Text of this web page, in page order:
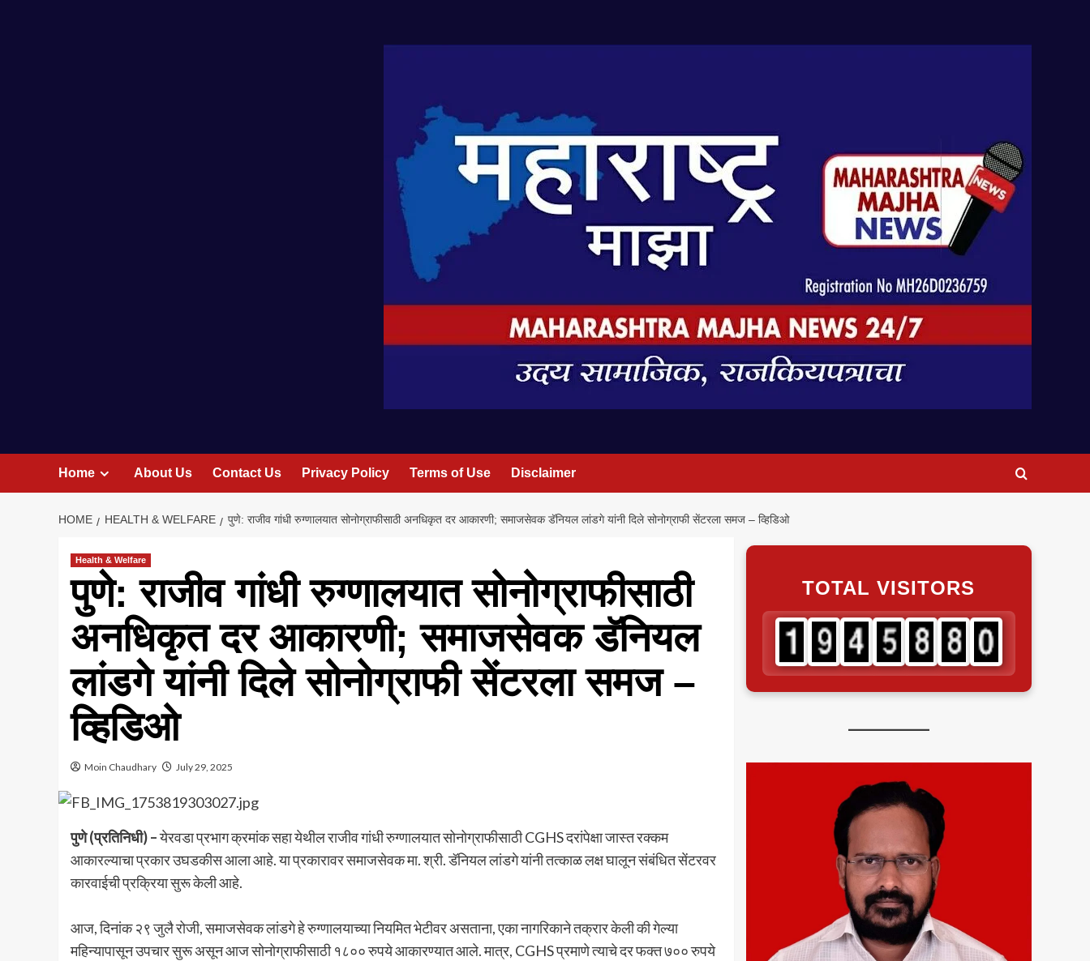
Home About Us Contact Us Privacy Policy Terms of Use Disclaimer
HOME HEALTH & WELFARE पुणे: राजीव गांधी रुग्णालयात सोनोग्राफीसाठी अनधिकृत दर आकारणी; समाजसेवक डॅनियल लांडगे यांनी दिले सोनोग्राफी सेंटरला समज – व्हिडिओ
Health & Welfare
पुणे: राजीव गांधी रुग्णालयात सोनोग्राफीसाठी
अनधिकृत दर आकारणी; समाजसेवक डॅनियल
लांडगे यांनी दिले सोनोग्राफी सेंटरला समज –
व्हिडिओ
Moin Chaudhary July 29, 2025
पुणे (प्रतिनिधी) –येरवडा प्रभाग क्रमांक सहा येथील राजीव गांधी रुग्णालयात सोनोग्राफीसाठी CGHS दरांपेक्षा जास्त रक्कम
आकारल्याचा प्रकार उघडकीस आला आहे. या प्रकारावर समाजसेवक मा. श्री. डॅनियल लांडगे यांनी तत्काळ लक्ष घालून संबंधित सेंटरवर
कारवाईची प्रक्रिया सुरू केली आहे.
आज, दिनांक २९ जुलै रोजी, समाजसेवक लांडगे हे रुग्णालयाच्या नियमित भेटीवर असताना, एका नागरिकाने तक्रार केली की गेल्या
महिन्यापासून उपचार सुरू असून आज सोनोग्राफीसाठी १८०० रुपये आकारण्यात आले. मात्र, CGHS प्रमाणे त्याचे दर फक्त ७०० रुपये
TOTAL VISITORS